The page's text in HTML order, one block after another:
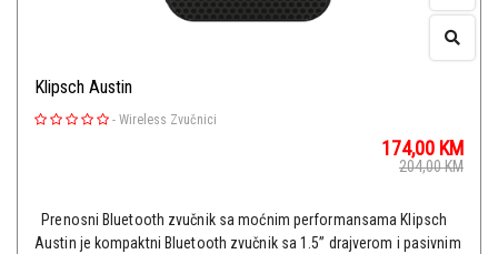
Klipsch Austin
- Wireless Zvučnici
174,00 KM
204,00KM
Prenosni Bluetooth zvučnik sa moćnim performansama Klipsch
Austin je kompaktni Bluetooth zvučnik sa 1.5” drajverom i pasivnim